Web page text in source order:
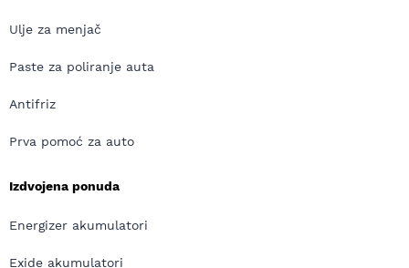
Ulje za menjač
Paste za poliranje auta
Antifriz
Prva pomoć za auto
Izdvojena ponuda
Energizer akumulatori
Exide akumulatori